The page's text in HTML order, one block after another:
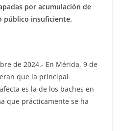
por acumulación de
público insuficiente.
de 2024.- En Mérida, 9 de
que la principal
es la de los baches en
que prácticamente se ha